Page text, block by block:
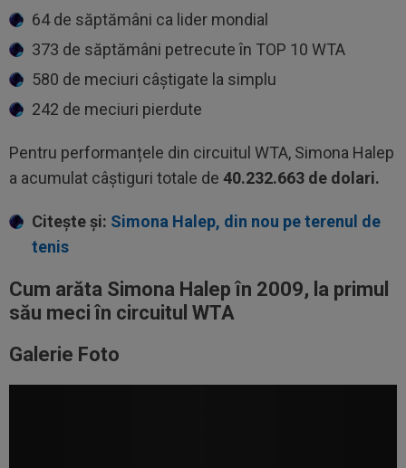
64 de săptămâni ca lider mondial
373 de săptămâni petrecute în TOP 10 WTA
580 de meciuri câștigate la simplu
242 de meciuri pierdute
Pentru performanțele din circuitul WTA, Simona Halep
a acumulat câștiguri totale de 40.232.663 de dolari.
Citește și: Simona Halep, din nou pe terenul de
tenis
Cum arăta Simona Halep în 2009, la primul
său meci în circuitul WTA
Galerie Foto